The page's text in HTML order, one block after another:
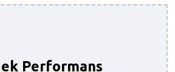
Performans